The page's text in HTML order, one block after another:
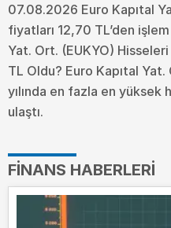
07.08.2026 Euro Kapıtal
fiyatları 12,70 TL’den
Yat. Ort. (EUKYO)
TL Oldu? Euro Kapıtal
yılında en fazla en yüksek
ulaştı.
FINANS HABERLERI